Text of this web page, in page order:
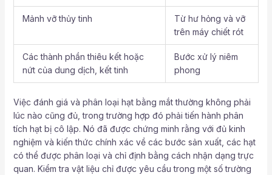
Mảnh vỡ thủy tinh
Từ hư hỏng và vỡ
trên máy chiết rót
Các thành phần thiêu kết hoặc
nứt của dung dịch, kết tinh
Bước xử lý niêm
phong
Việc đánh giá và phân loại hạt bằng mắt thường không phải
lúc nào cũng đủ, trong trường hợp đó phải tiến hành phân
tích hạt bị cô lập. Nó đã được chứng minh rằng với đủ kinh
nghiệm và kiến ​​thức chính xác về các bước sản xuất, các hạt
có thể được phân loại và chỉ định bằng cách nhận dạng trực
quan. Kiểm tra vật liệu chỉ được yêu cầu trong một số trường